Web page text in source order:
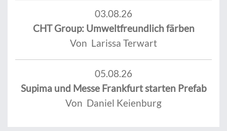
03.08.26
CHT Group: Umweltfreundlich färben
Von Larissa Terwart
05.08.26
Supima und Messe Frankfurt starten Prefab
Von Daniel Keienburg